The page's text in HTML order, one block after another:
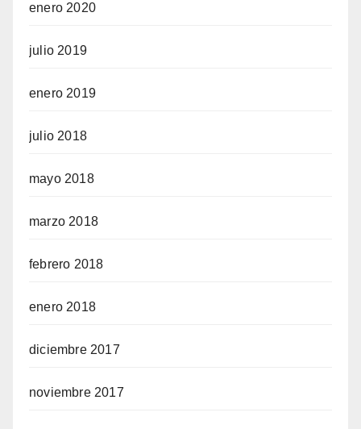
enero 2020
julio 2019
enero 2019
julio 2018
mayo 2018
marzo 2018
febrero 2018
enero 2018
diciembre 2017
noviembre 2017